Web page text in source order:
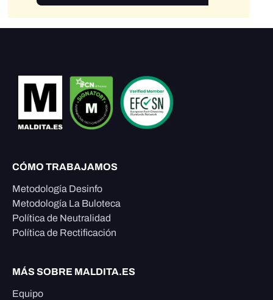
CÓMO TRABAJAMOS
Metodología Desinfo
Metodología La Buloteca
Política de Neutralidad
Política de Rectificación
MÁS SOBRE MALDITA.ES
Equipo